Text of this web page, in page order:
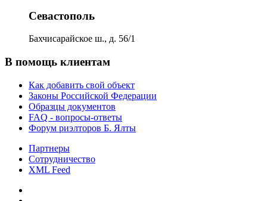
Севастополь
Бахчисарайское ш., д. 56/1
В помощь клиентам
Как добавить свой объект
Законы Российской Федерации
Образцы документов
FAQ - вопросы-ответы
Форум риэлторов Б. Ялты
Партнеры
Сотрудничество
XML Feed